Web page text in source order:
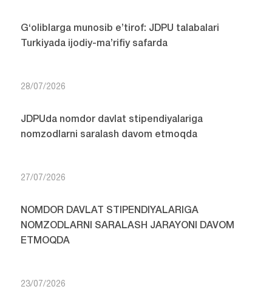
G‘oliblarga munosib e’tirof: JDPU talabalari
Turkiyada ijodiy-ma’rifiy safarda
28/07/2026
JDPUda nomdor davlat stipendiyalariga
nomzodlarni saralash davom etmoqda
27/07/2026
NOMDOR DAVLAT STIPENDIYALARIGA
NOMZODLARNI SARALASH JARAYONI DAVOM
ETMOQDA
23/07/2026